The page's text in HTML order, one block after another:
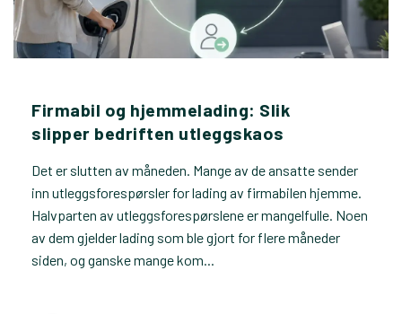
Firmabil og hjemmelading: Slik
slipper bedriften utleggskaos
Det er slutten av måneden. Mange av de ansatte sender
inn utleggsforespørsler for lading av firmabilen hjemme.
Halvparten av utleggsforespørslene er mangelfulle. Noen
av dem gjelder lading som ble gjort for flere måneder
siden, og ganske mange kom...